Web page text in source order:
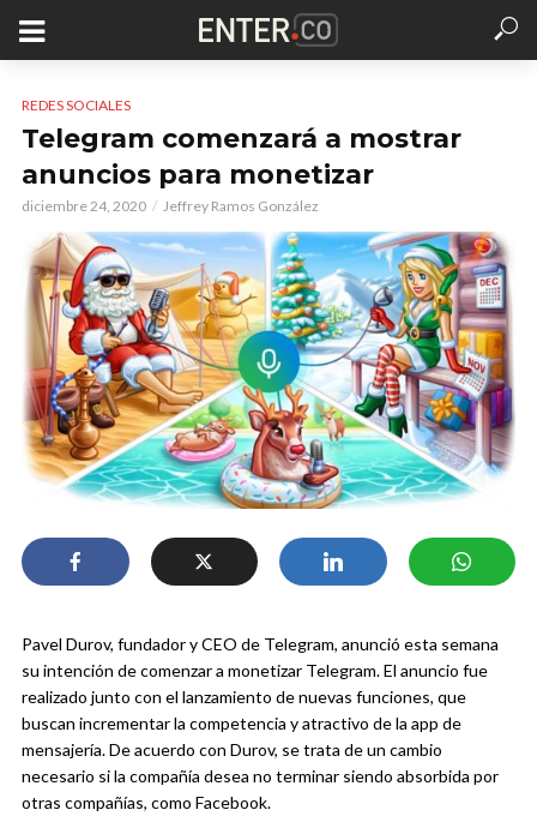
REDES SOCIALES
Telegram comenzará a mostrar
anuncios para monetizar
diciembre 24, 2020 Jeffrey Ramos González
Pavel Durov, fundador y CEO de Telegram, anunció esta semana
su intención de comenzar a monetizar Telegram. El anuncio fue
realizado junto con el lanzamiento de nuevas funciones, que
buscan incrementar la competencia y atractivo de la app de
mensajería. De acuerdo con Durov, se trata de un cambio
necesario si la compañía desea no terminar siendo absorbida por
otras compañías, como Facebook.